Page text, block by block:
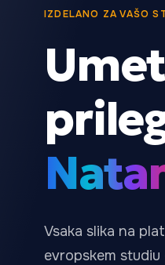
Pokrajina in
Abstraktno
Portret in figura
Vintage in retro
IZDELANO ZA VAŠO
Vsaka slika na
evropskem